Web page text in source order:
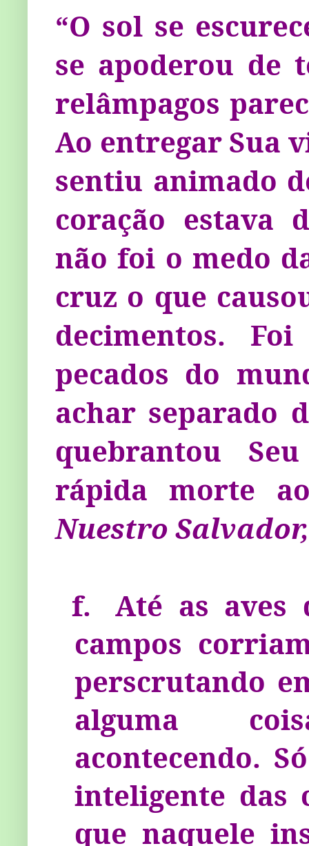
“O sol se
se apoderou de
relâmpagos
Ao entregar Sua
sentiu animado
cora­ção estava
não foi o medo
cruz o que
decimentos.
pecados do
achar separado
quebrantou
rápida morte
Nuestro
f.
Até as aves
campos
perscrutando
al­guma
acontecendo.
inteligente das
que naquele